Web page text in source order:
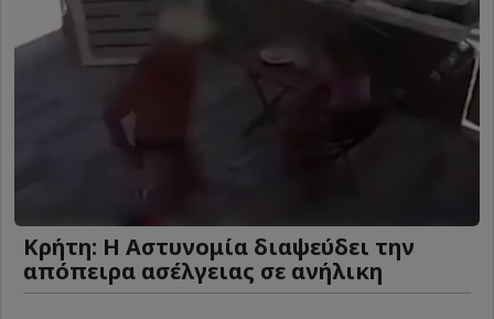
Κρήτη: Η Αστυνομία διαψεύδει την
απόπειρα ασέλγειας σε ανήλικη